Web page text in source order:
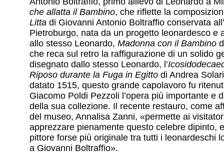
che allatta il Bambino, che riflette la
Litta di Giovanni Antonio Boltraffio conservata
Pietroburgo, nata da un progetto leonardesco e
allo stesso Leonardo, Madonna con il Bambino
che reca sul retro la raffigurazione di un solido
disegnato dallo stesso Leonardo, l’
Riposo durante la Fuga in Egitto di Andrea
datato 1515, questo grande capolavoro fu
Giacomo Poldi Pezzoli l’opera più importante e
della sua collezione. Il recente restauro, come
del museo, Annalisa Zanni, «permette ai
apprezzare pienamente questo celebre dipinto,
pittore forse più originale tra tutti i leonardeschi
a Giovanni Boltraffio».